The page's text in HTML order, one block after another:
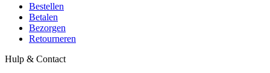
Bestellen
Betalen
Bezorgen
Retourneren
Hulp & Contact